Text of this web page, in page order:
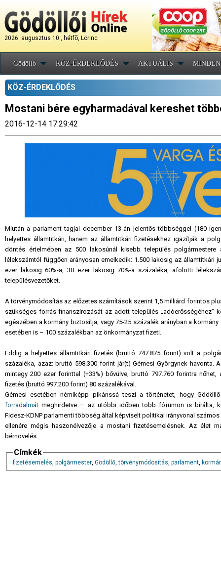
2026. augusztus 10., hétfõ, Lörinc
Gödöllő KÖZ-ÉRDEKLŐDÉS AKTUÁLIS
KÖZ-ÉRDEKLŐDÉS
Mostani bére egyharmadával kereshet
2016-12-14 17:29:42
Miután a parlament tagjai december 13-án jelentős többséggel (180
helyettes államtitkári, hanem az államtitkári fizetésekhez igazítják a
döntés értelmében az 500 lakosúnál kisebb település
lélekszámtól függően arányosan emelkedik: 1.500 lakosig az államtitkári
ezer lakosig 60%-a, 30 ezer lakosig 70%-a százaléka, afölötti
településvezetőket.
A törvénymódosítás az előzetes számítások szerint 1,5 milliárd forintos
szükséges forrás finanszírozását az adott település
egészében a kormány biztosítja, vagy 75-25 százalék arányban a
esetében is – 100 százalékban az önkormányzat fizeti.
Eddig a helyettes államtitkári fizetés (bruttó 747.875 forint) volt a
százaléka, azaz: bruttó 598.300 forint jár(t) Gémesi Györgynek havonta.
mintegy 200 ezer forinttal (+33%) bővülve, bruttó 797.760 forintra
fizetés (bruttó 997.200 forint) 80 százalékával.
Gémesi esetében némiképp pikánssá teszi a történetet, hogy
forradalmát meghirdetve – az utóbbi időben több fórumon is bírálta,
Fidesz-KDNP parlamenti többség által képviselt politikai irányvonal
ellenére mégis haszonélvezője a mostani fizetésemelésnek. Az élet
bérnövelés…
Címkék
fizetésemelés, polgármester, Gödöllő,törvénymódosítás, parlament,